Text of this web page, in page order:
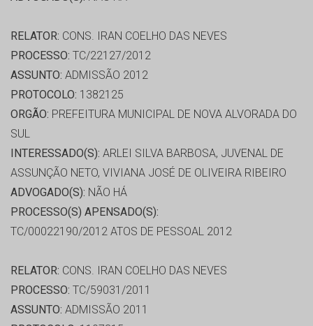
RELATOR: CONS. IRAN COELHO DAS NEVES
PROCESSO: TC/22127/2012
ASSUNTO: ADMISSÃO 2012
PROTOCOLO: 1382125
ORGÃO: PREFEITURA MUNICIPAL DE NOVA ALVORADA DO
SUL
INTERESSADO(S): ARLEI SILVA BARBOSA, JUVENAL DE
ASSUNÇÃO NETO, VIVIANA JOSÉ DE OLIVEIRA RIBEIRO
ADVOGADO(S): NÃO HÁ
PROCESSO(S) APENSADO(S):
TC/00022190/2012 ATOS DE PESSOAL 2012
RELATOR: CONS. IRAN COELHO DAS NEVES
PROCESSO: TC/59031/2011
ASSUNTO: ADMISSÃO 2011